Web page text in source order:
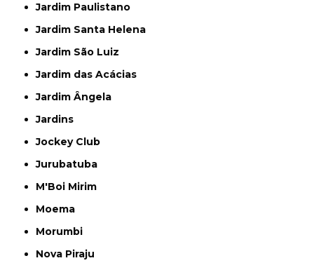
Jardim Paulistano
Jardim Santa Helena
Jardim São Luiz
Jardim das Acácias
Jardim Ângela
Jardins
Jockey Club
Jurubatuba
M'Boi Mirim
Moema
Morumbi
Nova Piraju